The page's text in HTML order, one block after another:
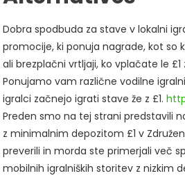
Dobra spodbuda za stave v lokalni
promocije, ki ponuja nagrade, kot so
ali brezplačni vrtljaji, ko vplačate le
Ponujamo vam različne vodilne
igralci začnejo igrati stave že z £1.
Preden smo na tej strani predstavili
z minimalnim depozitom £1 v
preverili in morda ste primerjali več
mobilnih igralniških storitev z nizkim